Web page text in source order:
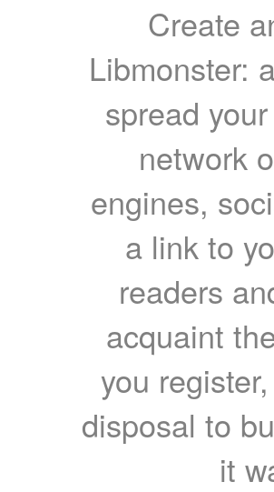
Create
Libmonster:
spread
network
engines,
a link to
readers
acquaint
you
disposal to
it